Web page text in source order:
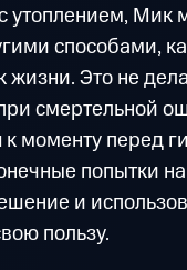
утоплением, Мик
способами,
жизни. Это не
смертельной
моменту перед
попытки
и
пользу.